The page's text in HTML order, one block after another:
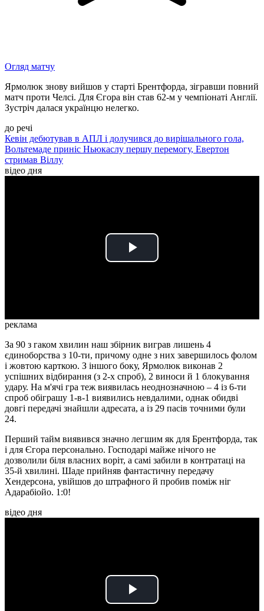
Огляд матчу
Ярмолюк знову вийшов у старті Брентфорда, зігравши повний
матч проти Челсі. Для Єгора він став 62-м у чемпіонаті Англії.
Зустріч далася українцю нелегко.
до речі
Кевін дебютував в АПЛ і долучився до вирішального гола,
Вольтемаде приніс Ньюкаслу першу перемогу, Евертон
стримав Віллу
відео дня
Play
реклама
За 90 з гаком хвилин наш збірник виграв лишень 4
єдиноборства з 10-ти, причому одне з них завершилось фолом
і жовтою карткою. З іншого боку, Ярмолюк виконав 2
успішних відбирання (з 2-х спроб), 2 виноси й 1 блокування
удару. На м'ячі гра теж виявилась неоднозначною – 4 із 6-ти
спроб обіграшу 1-в-1 виявились невдалими, однак обидві
довгі передачі знайшли адресата, а із 29 пасів точними були
24.
Перший тайм виявився значно легшим як для Брентфорда, так
і для Єгора персонально. Господарі майже нічого не
дозволили біля власних воріт, а самі забили в контратаці на
35-й хвилині. Шаде прийняв фантастичну передачу
Хендерсона, увійшов до штрафного й пробив поміж ніг
Адарабіойо. 1:0!
відео дня
Play